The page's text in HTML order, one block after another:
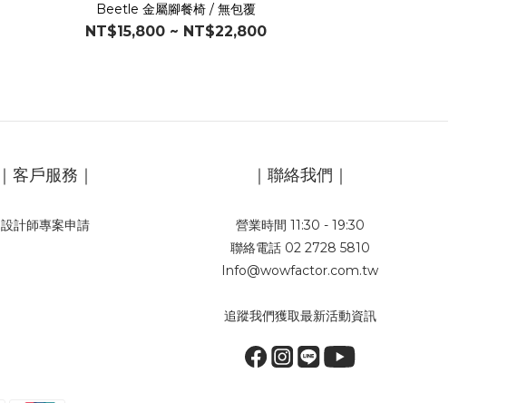
Beetle 金屬腳餐椅 / 無包覆
NT$15,800 ~ NT$22,800
｜客戶服務｜
設計師專案申請
｜聯絡我們｜
營業時間 11:30 - 19:30
聯絡電話 02 2728 5810
Info@wowfactor.com.tw
追蹤我們獲取最新活動資訊